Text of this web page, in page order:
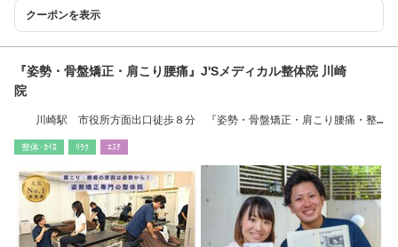
クーポンを表示
『姿勢・骨盤矯正・肩こり腰痛』J'Sメディカル整体院 川崎
院
川崎駅 市役所方面出口徒歩８分 『姿勢・骨盤矯正・肩こり腰痛・整
整体･ｶｲﾛ ﾘﾗｸ ｴｽﾃ